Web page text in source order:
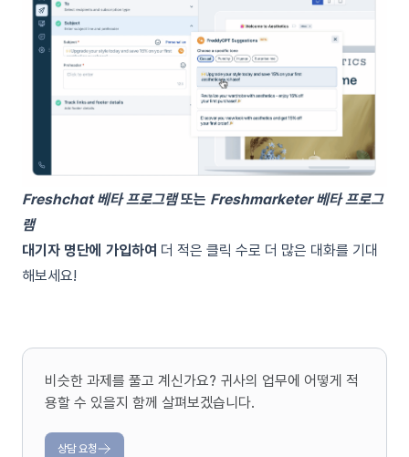
Freshchat 베타 프로그램또는 Freshmarketer 베타 프로그
램
대기자 명단에 가입하여 더 적은 클릭 수로 더 많은 대화를 기대
해보세요!
비슷한 과제를 풀고 계신가요? 귀사의 업무에 어떻게 적
용할 수 있을지 함께 살펴보겠습니다.
상담 요청